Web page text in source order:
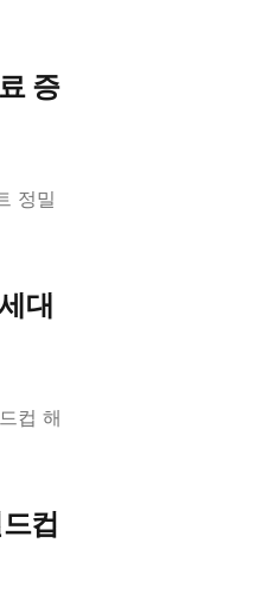
증
정밀
대
컵 해
컵